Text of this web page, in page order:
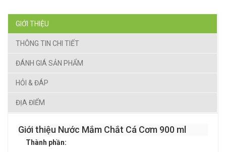
GIỚI THIỆU
THÔNG TIN CHI TIẾT
ĐÁNH GIÁ SẢN PHẨM
HỎI & ĐÁP
ĐỊA ĐIỂM
Giới thiệu Nước Mắm Chắt Cá Cơm 900 ml
Thành phần: